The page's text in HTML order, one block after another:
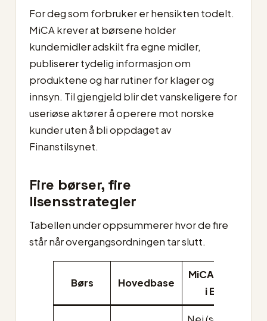
For deg som forbruker er hensikten todelt.
MiCA krever at børsene holder
kundemidler adskilt fra egne midler,
publiserer tydelig informasjon om
produktene og har rutiner for klager og
innsyn. Til gjengjeld blir det vanskeligere for
useriøse aktører å operere mot norske
kunder uten å bli oppdaget av
Finanstilsynet.
Fire børser, fire
lisensstrategier
Tabellen under oppsummerer hvor de fire
står når overgangsordningen tar slutt.
Børs Hovedbase
MiCA-lisens
i EØS